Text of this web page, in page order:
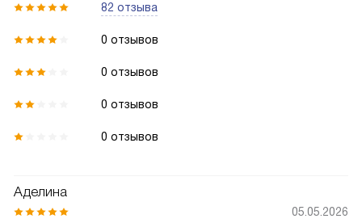
82 отзыва
0 отзывов
0 отзывов
0 отзывов
0 отзывов
Аделина
05.05.2026